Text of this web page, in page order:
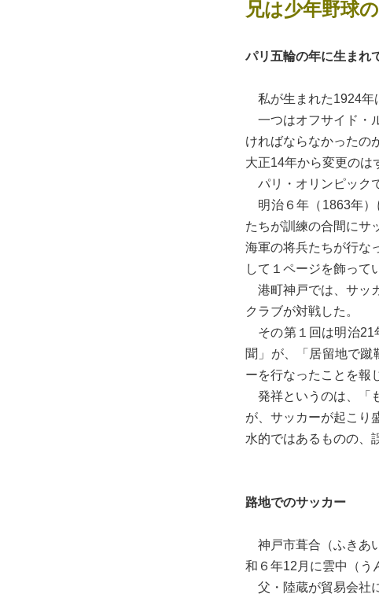
兄は少年野球
パリ五輪の年に生まれ
私が生まれた1924年
一つはオフサイド・
ければならなかったの
大正14年から変更のは
パリ・オリンピック
明治６年（1863年）
たちが訓練の合間にサ
海軍の将兵たちが行な
して１ページを飾って
港町神戸では、サッ
クラブが対戦した。
その第１回は明治21
聞」が、「居留地で蹴
ーを行なったことを報
発祥というのは、「
が、サッカーが起こり
水的ではあるものの、
路地でのサッカー
神戸市葺合（ふきあ
和６年12月に雲中（う
父・陸蔵が貿易会社